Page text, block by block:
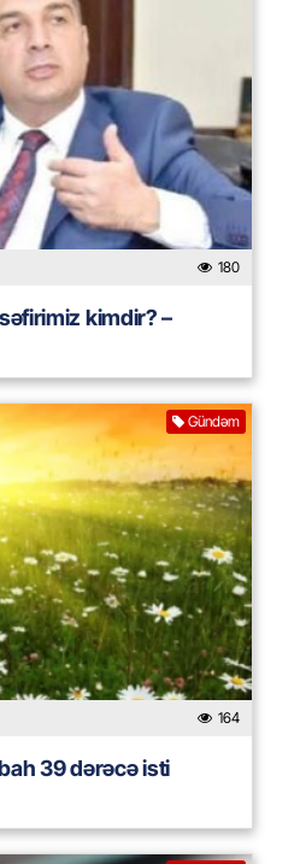
180
kimdir? –
Gündəm
164
39 dərəcə isti